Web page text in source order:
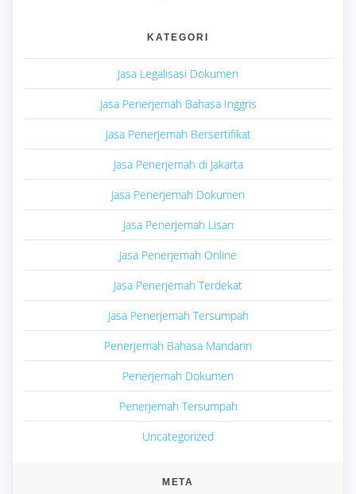
KATEGORI
Jasa Legalisasi Dokumen
Jasa Penerjemah Bahasa Inggris
Jasa Penerjemah Bersertifikat
Jasa Penerjemah di Jakarta
Jasa Penerjemah Dokumen
Jasa Penerjemah Lisan
Jasa Penerjemah Online
Jasa Penerjemah Terdekat
Jasa Penerjemah Tersumpah
Penerjemah Bahasa Mandarin
Penerjemah Dokumen
Penerjemah Tersumpah
Uncategorized
META